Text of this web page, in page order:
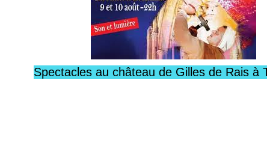
Spectacles au château de Gilles de Rais à